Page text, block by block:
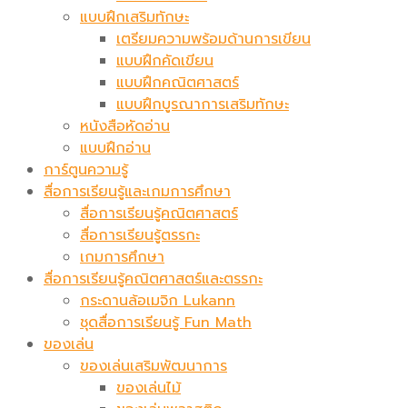
แบบฝึกเสริมทักษะ
เตรียมความพร้อมด้านการเขียน
แบบฝึกคัดเขียน
แบบฝึกคณิตศาสตร์
แบบฝึกบูรณาการเสริมทักษะ
หนังสือหัดอ่าน
แบบฝึกอ่าน
การ์ตูนความรู้
สื่อการเรียนรู้และเกมการศึกษา
สื่อการเรียนรู้คณิตศาสตร์
สื่อการเรียนรู้ตรรกะ
เกมการศึกษา
สื่อการเรียนรู้คณิตศาสตร์และตรรกะ
กระดานล้อเมจิก​ Lukann
ชุดสื่อการเรียนรู้ Fun Math
ของเล่น
ของเล่นเสริมพัฒนาการ
ของเล่นไม้